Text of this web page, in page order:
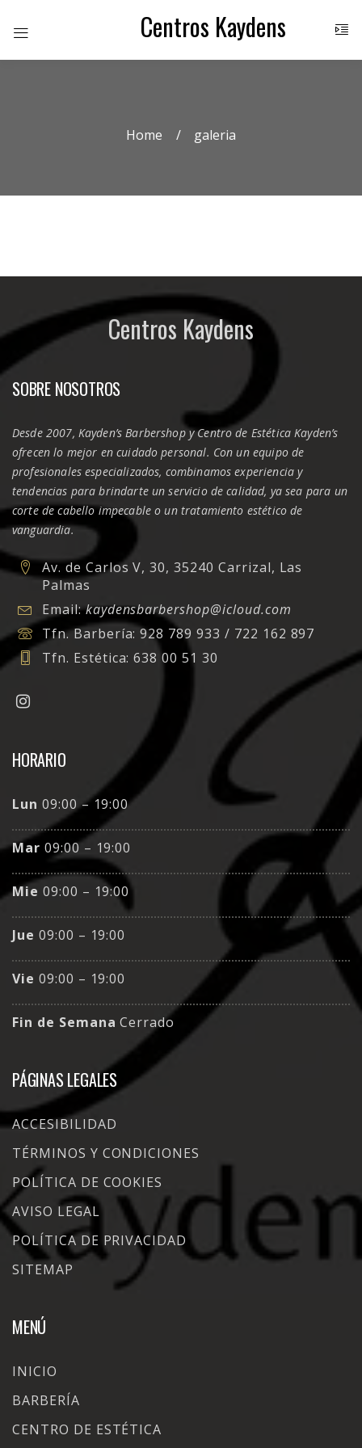
Centros Kaydens
Home galeria
Centros Kaydens
SOBRE NOSOTROS
Desde 2007, Kayden’s Barbershop y Centro de Estética Kayden’s
ofrecen lo mejor en cuidado personal. Con un equipo de
profesionales especializados, combinamos experiencia y
tendencias para brindarte un servicio de calidad, ya sea para un
corte de cabello impecable o un tratamiento estético de
vanguardia.
Av. de Carlos V, 30, 35240 Carrizal, Las
Palmas
Email:kaydensbarbershop@icloud.com
Tfn. Barbería:928 789 933 / 722 162 897
Tfn. Estética: 638 00 51 30
HORARIO
Lun 09:00 – 19:00
Mar 09:00 – 19:00
Mie 09:00 – 19:00
Jue 09:00 – 19:00
Vie 09:00 – 19:00
Fin de Semana Cerrado
PÁGINAS LEGALES
ACCESIBILIDAD
TÉRMINOS Y CONDICIONES
POLÍTICA DE COOKIES
AVISO LEGAL
POLÍTICA DE PRIVACIDAD
SITEMAP
MENÚ
INICIO
BARBERÍA
CENTRO DE ESTÉTICA